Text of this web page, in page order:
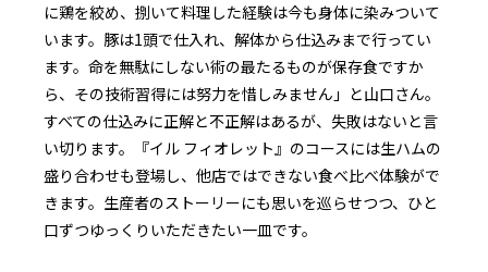
に鶏を絞め、捌いて料理した経験は今も身体に染みついて
います。豚は1頭で仕入れ、解体から仕込みまで行ってい
ます。命を無駄にしない術の最たるものが保存食ですか
ら、その技術習得には努力を惜しみません」と山口さん。
すべての仕込みに正解と不正解はあるが、失敗はないと言
い切ります。『イル フィオレット』のコースには生ハムの
盛り合わせも登場し、他店ではできない食べ比べ体験がで
きます。生産者のストーリーにも思いを巡らせつつ、ひと
口ずつゆっくりいただきたい一皿です。